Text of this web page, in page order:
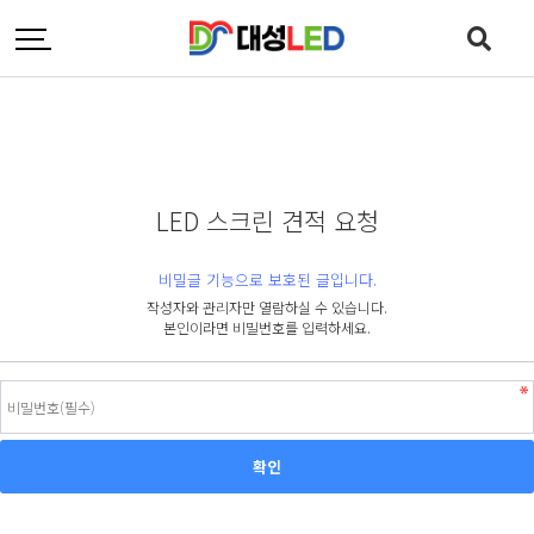
LED 스크린 견적 요청
비밀글 기능으로 보호된 글입니다.
작성자와 관리자만 열람하실 수 있습니다.
본인이라면 비밀번호를 입력하세요.